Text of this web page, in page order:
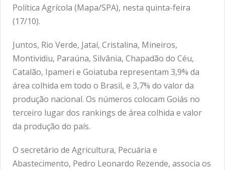
Política Agrícola (Mapa/SPA), nesta quinta-feira
(17/10).
Juntos, Rio Verde, Jataí, Cristalina, Mineiros,
Montividiu, Paraúna, Silvânia, Chapadão do Céu,
Catalão, Ipameri e Goiatuba representam 3,9% da
área colhida em todo o Brasil, e 3,7% do valor da
produção nacional. Os números colocam Goiás no
terceiro lugar dos rankings de área colhida e valor
da produção do país.
O secretário de Agricultura, Pecuária e
Abastecimento, Pedro Leonardo Rezende, associa os